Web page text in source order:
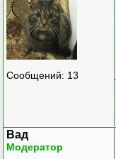
Сообщений: 13
Вад
Модератор